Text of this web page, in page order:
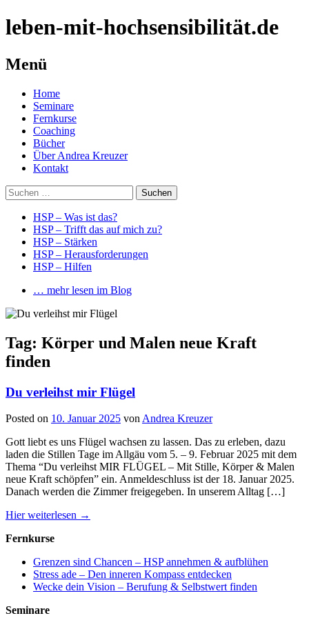
leben-mit-hochsensibilität.de
Menü
Springe
zum
Inhalt
Home
Seminare
Fernkurse
Coaching
Bücher
Über Andrea Kreuzer
Kontakt
Suchen
nach:
HSP – Was ist das?
HSP – Trifft das auf mich zu?
HSP – Stärken
HSP – Herausforderungen
HSP – Hilfen
… mehr lesen im Blog
Tag: Körper und Malen neue Kraft
finden
Du verleihst mir Flügel
Posted on 10. Januar 2025 von Andrea Kreuzer
Gott liebt es uns Flügel wachsen zu lassen. Das zu erleben, dazu
laden die Stillen Tage im Allgäu vom 5. – 9. Februar 2025 mit dem
Thema “Du verleihst MIR FLÜGEL – Mit Stille, Körper & Malen
neue Kraft schöpfen” ein. Anmeldeschluss ist der 18. Januar 2025.
Danach werden die Zimmer freigegeben. In unserem Alltag […]
Hier weiterlesen →
Fernkurse
Grenzen sind Chancen – HSP annehmen & aufblühen
Stress ade – Den inneren Kompass entdecken
Wecke dein Vision – Berufung & Selbstwert finden
Seminare